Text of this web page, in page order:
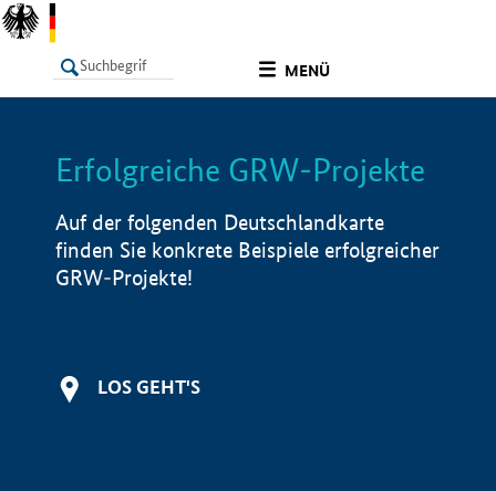
MENÜ
LISTE Info
Erfolgreiche GRW-Projekte
Auf der folgenden Deutschlandkarte
finden Sie konkrete Beispiele erfolgreicher
GRW-Projekte!
LOS GEHT'S